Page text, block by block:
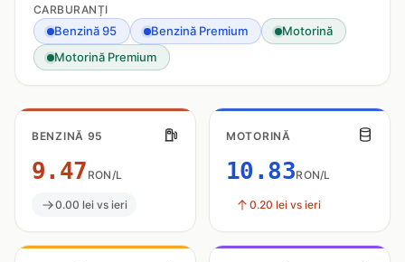
CARBURANȚI
Benzină 95 Benzină Premium
Motorină
Motorină Premium
BENZINĂ 95
9.47 RON/L
0.00 lei vs ieri
MOTORINĂ
10.83RON/L
0.20 lei vs ieri